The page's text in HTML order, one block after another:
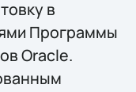
в
Программы
Oracle.